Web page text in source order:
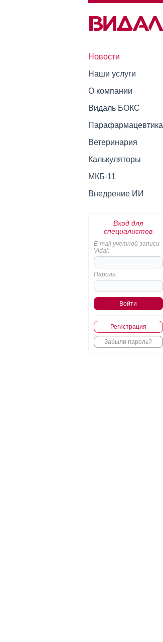
Новости
Наши услуги
О компании
Видаль БОКС
Парафармацевтика
Ветеринария
Калькуляторы
МКБ-11
Внедрение ИИ
Вход для
специалистов
E-mail учетной записи
Vidal:
Пароль:
Регистрация
Забыли пароль?